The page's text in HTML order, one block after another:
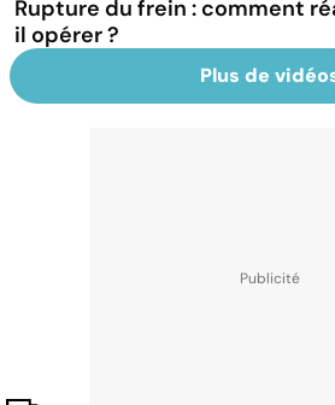
Rupture du frein : comment
il opérer ?
Plus de